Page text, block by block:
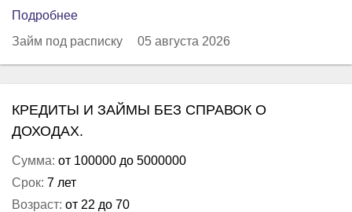
Подробнее
Займ под расписку
05 августа 2026
КРЕДИТЫ И ЗАЙМЫ БЕЗ СПРАВОК О
ДОХОДАХ.
Сумма: от 100000 до 5000000
Срок: 7 лет
Возраст: от 22 до 70